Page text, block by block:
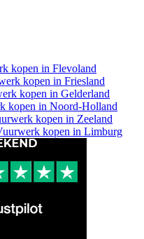
kopen in Flevoland
kopen in Friesland
kopen in Gelderland
kopen in Noord-Holland
kopen in Zeeland
kopen in Limburg